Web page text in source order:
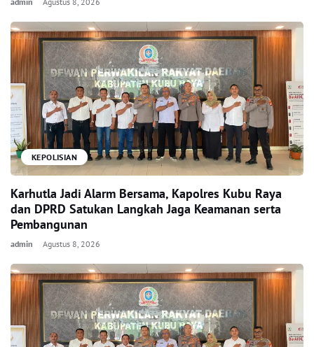
KEPOLISIAN
Karhutla Jadi Alarm Bersama, Kapolres Kubu Raya
dan DPRD Satukan Langkah Jaga Keamanan serta
Pembangunan
admin Agustus 8, 2026